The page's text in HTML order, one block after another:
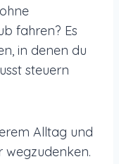
fahren? Es
in denen du
steuern
Alltag und
wegzudenken.